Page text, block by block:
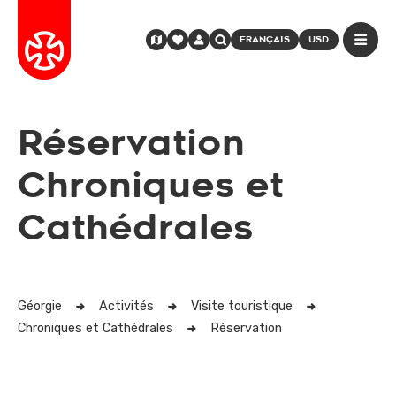
FRANÇAIS USD
Réservation
Chroniques et
Cathédrales
Géorgie Activités
Visite touristique
Chroniques et Cathédrales
Réservation